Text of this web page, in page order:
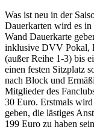
Was ist neu in der
Dauerkarten wird es in
Wand Dauerkarte
inklusive DVV Pokal,
(außer Reihe 1-3) bis
einen festen Sitzplatz
nach Block und
Mitglieder des
30 Euro. Erstmals
geben, die lästiges
199 Euro zu haben